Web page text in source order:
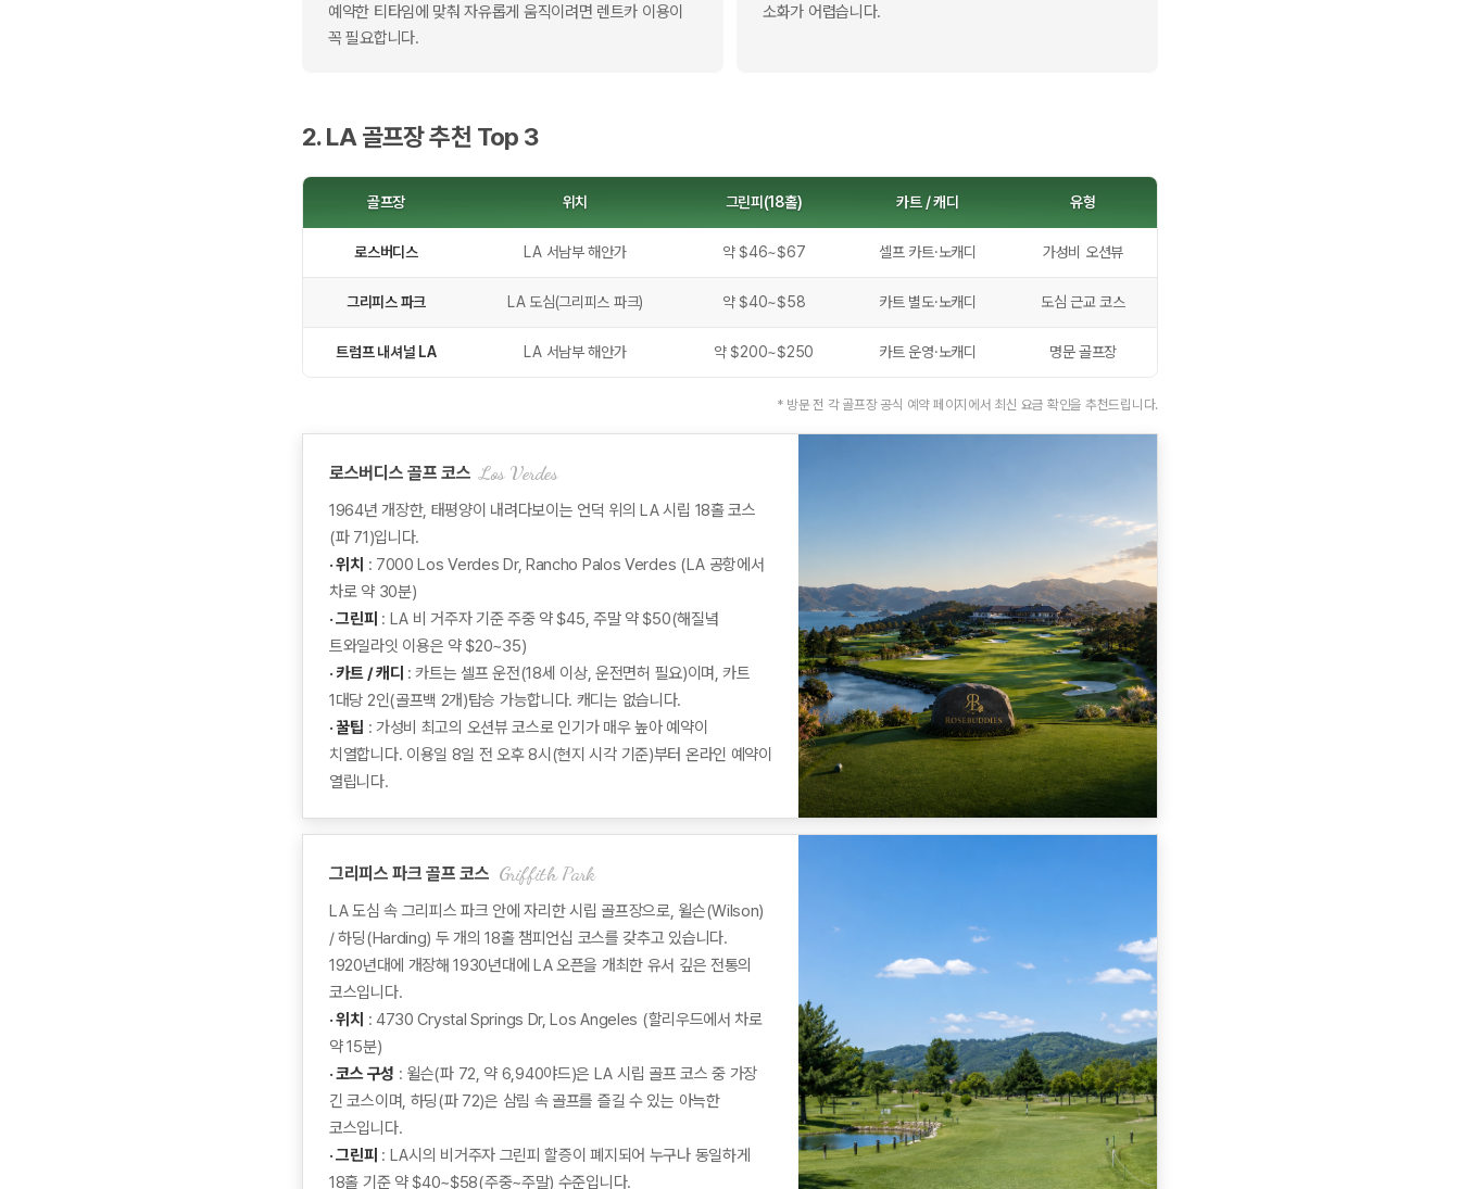
예약한 티타임에 맞춰 자유롭게 움직이려면 렌트카 이용이
꼭 필요합니다.
소화가 어렵습니다.
2. LA 골프장 추천 Top 3
골프장 위치 그린피(18홀) 카트 / 캐디 유형
로스버디스 LA 서남부 해안가 약 $46~$67 셀프 카트·노캐디 가성비 오션뷰
그리피스 파크 LA 도심(그리피스 파크) 약 $40~$58 카트 별도·노캐디 도심 근교 코스
트럼프 내셔널 LA LA 서남부 해안가 약 $200~$250 카트 운영·노캐디 명문 골프장
* 방문 전 각 골프장 공식 예약 페이지에서 최신 요금 확인을 추천드립니다.
로스버디스 골프 코스 Los Verdes
1964년 개장한, 태평양이 내려다보이는 언덕 위의 LA 시립 18홀 코스
(파 71)입니다.
· 위치 : 7000 Los Verdes Dr, Rancho Palos Verdes (LA 공항에서
차로 약 30분)
· 그린피 : LA 비 거주자 기준 주중 약 $45, 주말 약 $50(해질녘
트와일라잇 이용은 약 $20~35)
· 카트 / 캐디 : 카트는 셀프 운전(18세 이상, 운전면허 필요)이며, 카트
1대당 2인(골프백 2개)탑승 가능합니다. 캐디는 없습니다.
· 꿀팁 : 가성비 최고의 오션뷰 코스로 인기가 매우 높아 예약이
치열합니다. 이용일 8일 전 오후 8시(현지 시각 기준)부터 온라인 예약이
열립니다.
그리피스 파크 골프 코스 Griffith Park
LA 도심 속 그리피스 파크 안에 자리한 시립 골프장으로, 윌슨(Wilson)
/ 하딩(Harding) 두 개의 18홀 챔피언십 코스를 갖추고 있습니다.
1920년대에 개장해 1930년대에 LA 오픈을 개최한 유서 깊은 전통의
코스입니다.
· 위치 : 4730 Crystal Springs Dr, Los Angeles (할리우드에서 차로
약 15분)
· 코스 구성 : 윌슨(파 72, 약 6,940야드)은 LA 시립 골프 코스 중 가장
긴 코스이며, 하딩(파 72)은 삼림 속 골프를 즐길 수 있는 아늑한
코스입니다.
· 그린피 : LA시의 비거주자 그린피 할증이 폐지되어 누구나 동일하게
18홀 기준 약 $40~$58(주중~주말) 수준입니다.